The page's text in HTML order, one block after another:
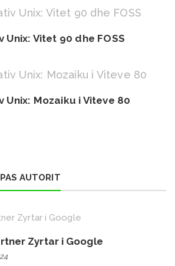
Unix: Vitet 90 dhe FOSS
Unix: Mozaiku i Viteve 80
AUTORIT
Zyrtar i Google